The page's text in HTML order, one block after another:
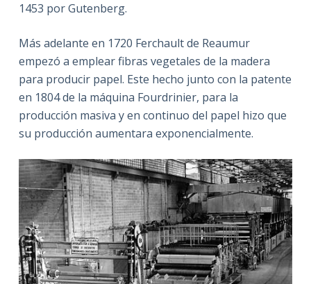
1453 por Gutenberg.
Más adelante en 1720 Ferchault de Reaumur
empezó a emplear fibras vegetales de la madera
para producir papel. Este hecho junto con la patente
en 1804 de la máquina Fourdrinier, para la
producción masiva y en continuo del papel hizo que
su producción aumentara exponencialmente.